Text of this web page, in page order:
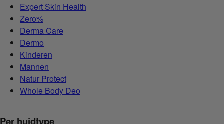
Expert Skin Health
Zero%
Derma Care
Dermo
Kinderen
Mannen
Natur Protect
Whole Body Deo
Per huidtype